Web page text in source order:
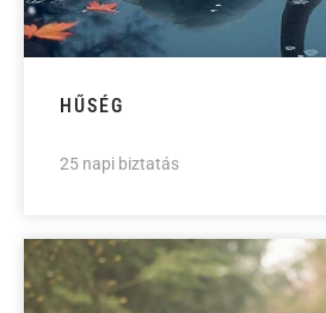
HŰSÉG
25 napi biztatás